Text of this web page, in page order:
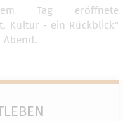
Tag eröffnete
Kultur - ein Rückblick"
Abend.